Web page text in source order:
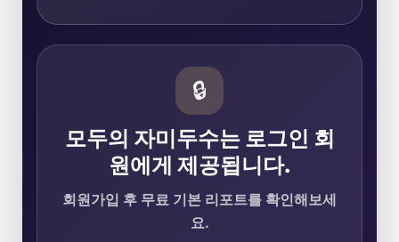
🔒
모두의 자미두수는 로그인 회
원에게 제공됩니다.
회원가입 후 무료 기본 리포트를 확인해보세
요.